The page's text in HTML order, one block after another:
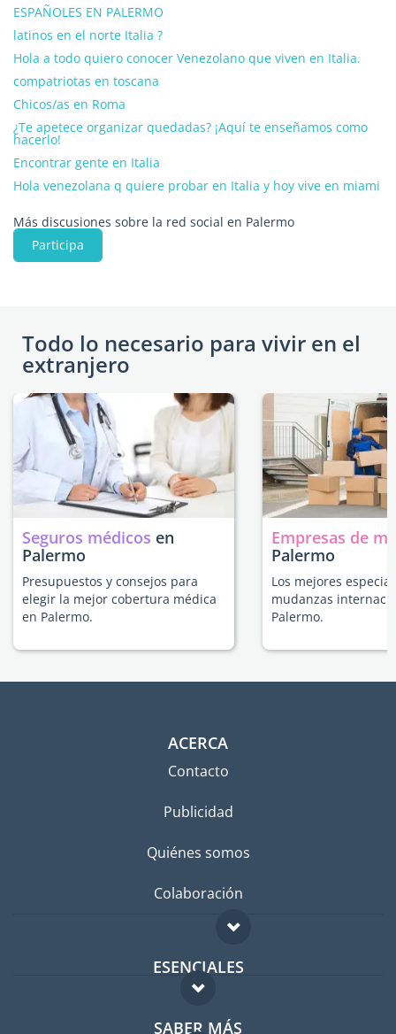
ESPAÑOLES EN PALERMO
latinos en el norte Italia ?
Hola a todo quiero conocer Venezolano que viven en Italia.
compatriotas en toscana
Chicos/as en Roma
¿Te apetece organizar quedadas? ¡Aquí te enseñamos como
hacerlo!
Encontrar gente en Italia
Hola venezolana q quiere probar en Italia y hoy vive en miami
Más discusiones sobre la red social en Palermo
Participa
Todo lo necesario para vivir en el
extranjero
Seguros médicos en
Palermo
Presupuestos y consejos para
elegir la mejor cobertura médica
en Palermo.
Empresas de
Palermo
Los mejores
mudanzas
Palermo.
ACERCA
Contacto
Publicidad
Quiénes somos
Colaboración
ESENCIALES
Foro para expatriados
SABER MÁS